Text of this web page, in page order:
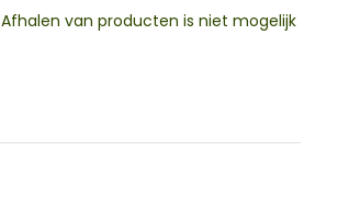
Afhalen van producten is niet mogelijk